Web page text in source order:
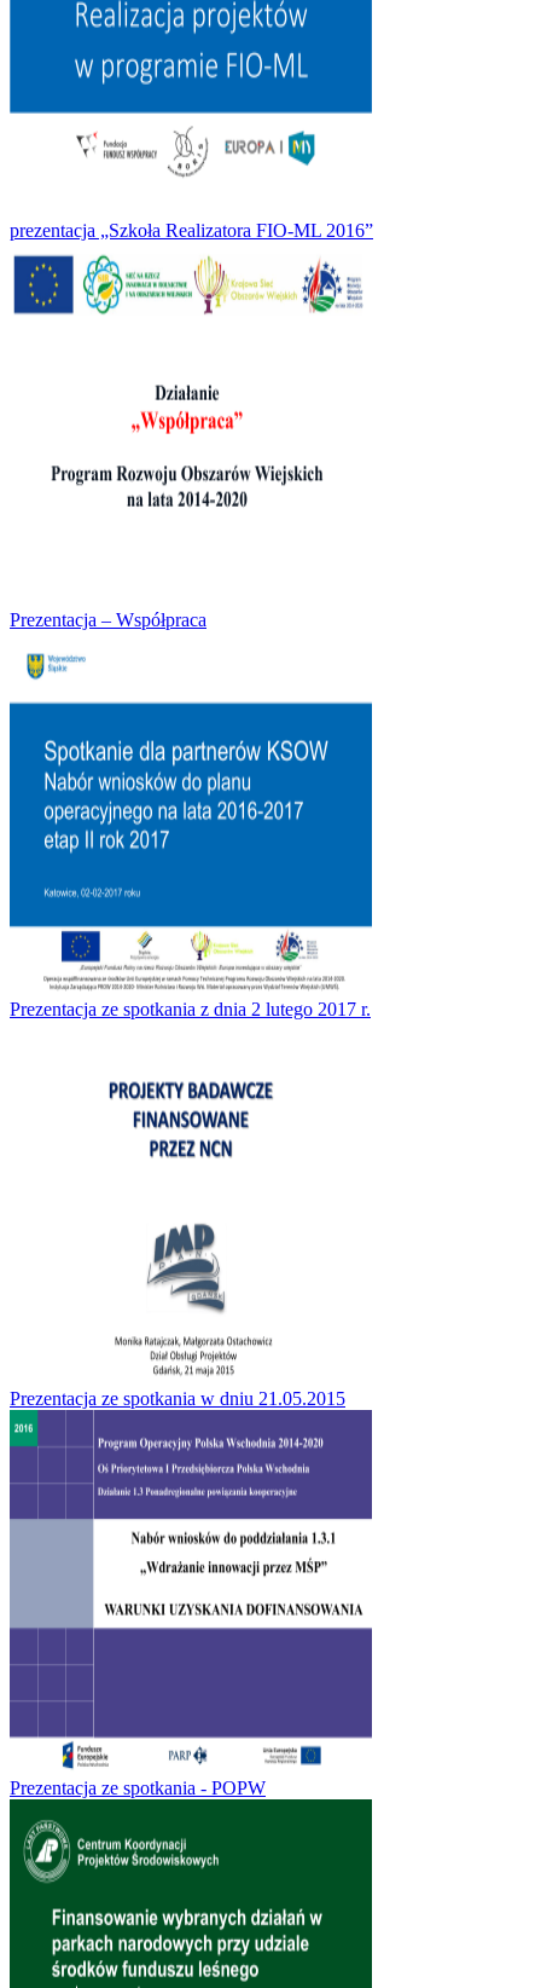
prezentacja „Szkoła Realizatora FIO-ML 2016”
Prezentacja – Współpraca
Prezentacja ze spotkania z dnia 2 lutego 2017 r.
Prezentacja ze spotkania w dniu 21.05.2015
Prezentacja ze spotkania - POPW